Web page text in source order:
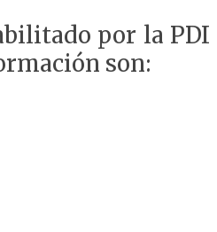
por la PDI
son: